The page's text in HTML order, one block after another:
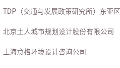
TDP（交通与发展政策研究所）东亚区
北京土人城市规划设计股份有限公司
上海意格环境设计咨询公司